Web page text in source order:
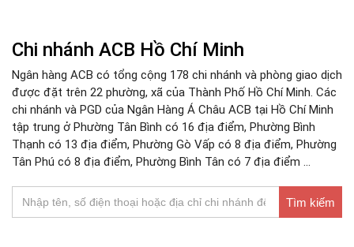
Chi nhánh ACB Hồ Chí Minh
Ngân hàng ACB có tổng cộng 178 chi nhánh và phòng giao dịch
được đặt trên 22 phường, xã của Thành Phố Hồ Chí Minh. Các
chi nhánh và PGD của Ngân Hàng Á Châu ACB tại Hồ Chí Minh
tập trung ở Phường Tân Bình có 16 địa điểm, Phường Bình
Thạnh có 13 địa điểm, Phường Gò Vấp có 8 địa điểm, Phường
Tân Phú có 8 địa điểm, Phường Bình Tân có 7 địa điểm ...
Tìm kiếm